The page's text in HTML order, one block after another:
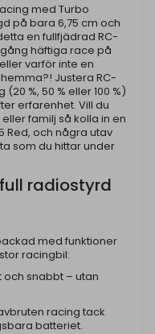
med Turbo
på bara 6,75 cm och
en fullfjädrad RC-
häftiga race på
varför inte en
Justera RC-
%, 50 % eller 100 %)
erfarenhet. Vill du
familj så kolla in en
Red, och några utav
som du hittar under
radiostyrd
med funktioner
racingbil:
och snabbt – utan
racing tack
batteriet.